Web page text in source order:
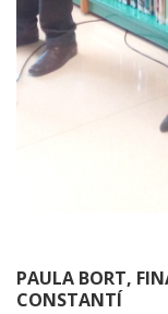
PAULA BORT,
CONSTANTÍ